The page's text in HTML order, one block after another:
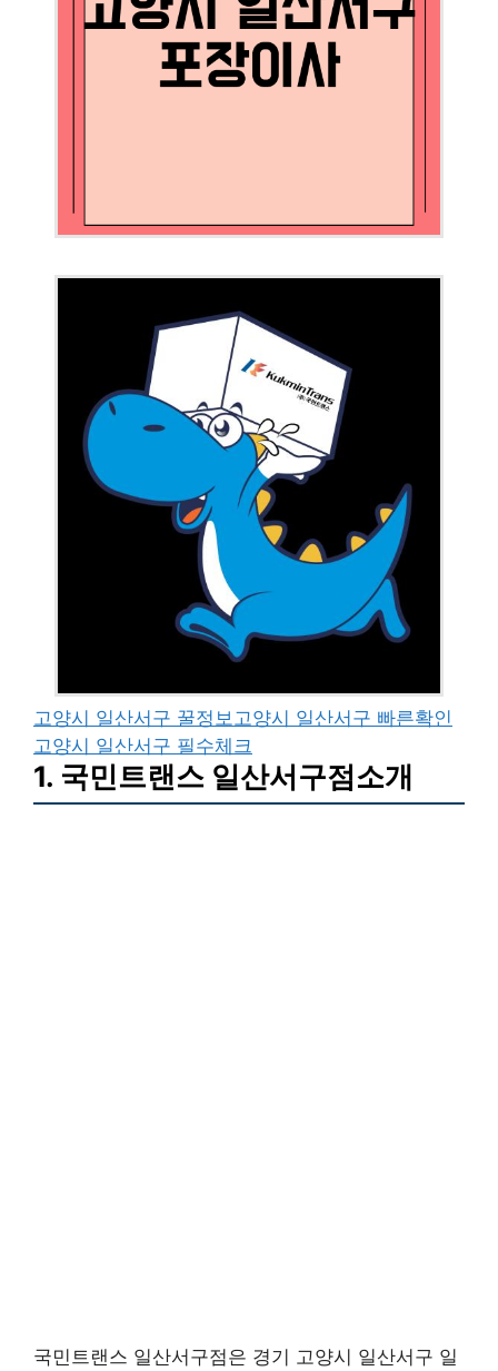
고양시 일산서구 꿀정보 고양시 일산서구 빠른확인
고양시 일산서구 필수체크
1. 국민트랜스 일산서구점소개
국민트랜스 일산서구점은 경기 고양시 일산서구 일